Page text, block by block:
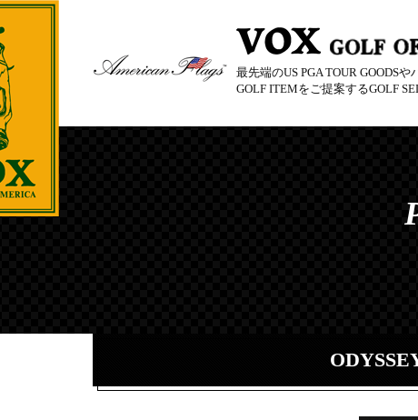
最先端のUS PGA TOUR GOODSや
GOLF ITEMをご提案するGOLF